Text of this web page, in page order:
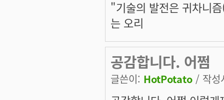
"기술의 발전은 귀차니
는 오리
공감합니다. 어쩜
글쓴이: HotPotato / 작